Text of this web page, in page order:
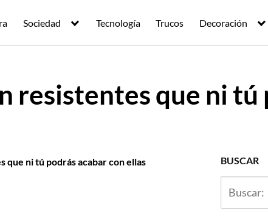
Sociedad Tecnología Trucos Decoración
resistentes que ni tú
ni tú podrás acabar con ellas BUSCAR